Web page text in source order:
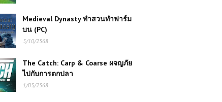
Medieval Dynasty ทำสวนทำฟาร์ม
บน (PC)
5/10/2568
The Catch: Carp & Coarse ผจญภัย
ไปกับการตกปลา
1/05/2568